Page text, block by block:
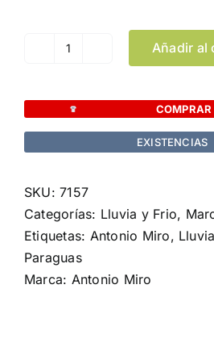
Paraguas
cantidad
Añadir al
EXISTENCIAS
SKU:7157
Categorías: Lluvia y Frio,
Etiquetas: Antonio Miro,
Paraguas
Marca: Antonio Miro